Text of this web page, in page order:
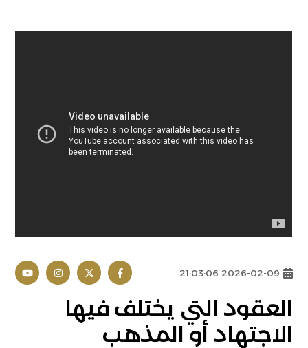
2026-02-09 21:03:06
العقود التي يختلف فيها
الاجتهاد أو المذهب